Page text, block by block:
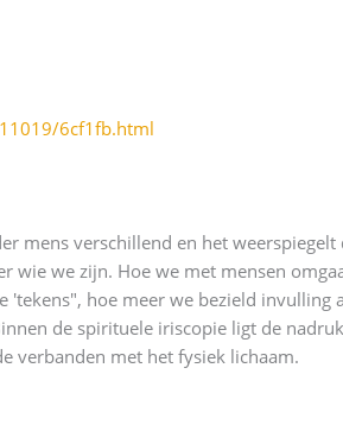
6cf1fb.html
mens verschillend en het
wie we zijn. Hoe we met mensen
hoe meer we bezield invulling
de spirituele iriscopie ligt de
verbanden met het fysiek lichaam.